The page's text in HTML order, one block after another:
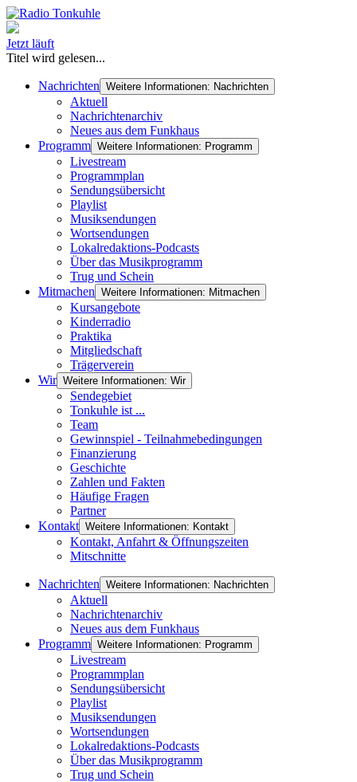
Jetzt läuft
Titel wird gelesen...
Nachrichten Weitere Informationen: Nachrichten
Aktuell
Nachrichtenarchiv
Neues aus dem Funkhaus
Programm Weitere Informationen: Programm
Livestream
Programmplan
Sendungsübersicht
Playlist
Musiksendungen
Wortsendungen
Lokalredaktions-Podcasts
Über das Musikprogramm
Trug und Schein
Mitmachen Weitere Informationen: Mitmachen
Kursangebote
Kinderradio
Praktika
Mitgliedschaft
Trägerverein
Wir Weitere Informationen: Wir
Sendegebiet
Tonkuhle ist ...
Team
Gewinnspiel - Teilnahmebedingungen
Finanzierung
Geschichte
Zahlen und Fakten
Häufige Fragen
Partner
Kontakt Weitere Informationen: Kontakt
Kontakt, Anfahrt & Öffnungszeiten
Mitschnitte
Nachrichten Weitere Informationen: Nachrichten
Aktuell
Nachrichtenarchiv
Neues aus dem Funkhaus
Programm Weitere Informationen: Programm
Livestream
Programmplan
Sendungsübersicht
Playlist
Musiksendungen
Wortsendungen
Lokalredaktions-Podcasts
Über das Musikprogramm
Trug und Schein